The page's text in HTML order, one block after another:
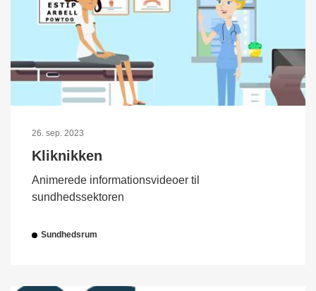
26. sep. 2023
Kliknikken
Animerede informationsvideoer til
sundhedssektoren
Sundhedsrum